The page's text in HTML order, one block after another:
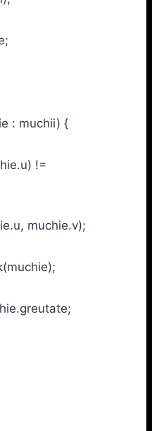
: muchii) {
!=
muchie.v);